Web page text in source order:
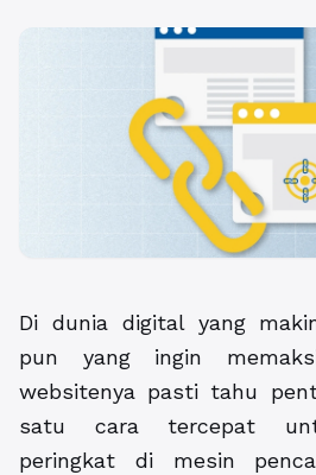
Di dunia digital yang
pun yang ingin
websitenya pasti tahu
satu cara tercepat
peringkat di mesin